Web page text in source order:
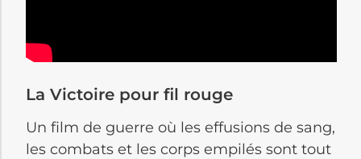
La Victoire pour fil rouge
Un film de guerre où les effusions de sang,
les combats et les corps empilés sont tout